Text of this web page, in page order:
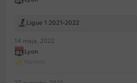
Ligue 1 2021-2022
14 maja, 2022
Lyon